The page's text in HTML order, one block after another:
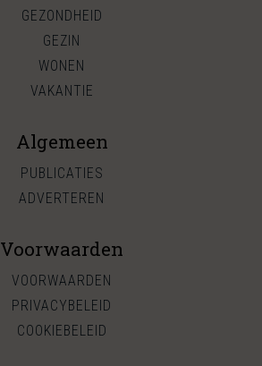
GEZONDHEID
GEZIN
WONEN
VAKANTIE
Algemeen
PUBLICATIES
ADVERTEREN
Voorwaarden
VOORWAARDEN
PRIVACYBELEID
COOKIEBELEID